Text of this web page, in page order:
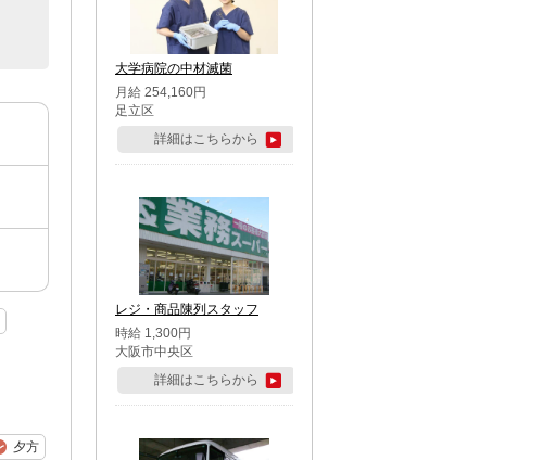
夕方
大学病院の中材滅菌
月給 254,160円
足立区
詳細はこちらから
レジ・商品陳列スタッフ
時給 1,300円
大阪市中央区
詳細はこちらから